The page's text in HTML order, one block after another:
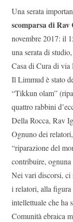
Una serata
scomparsa di Rav
novembre 2017: il
una serata di
Casa di Cura di via
Il Limmud è stato
“Tikkun olam”
quattro rabbini
Della Rocca, Rav
Ognuno dei
“riparazione del
contribuire,
Nei vari discorsi, ci
i relatori, alla
intellettuale che ha
Comunità ebraica